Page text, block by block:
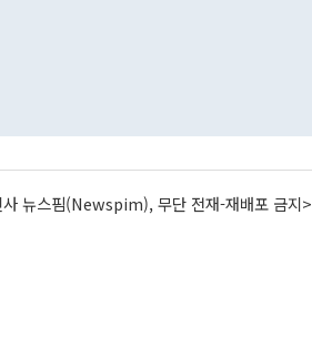
뉴스핌(Newspim), 무단 전재-재배포 금지>